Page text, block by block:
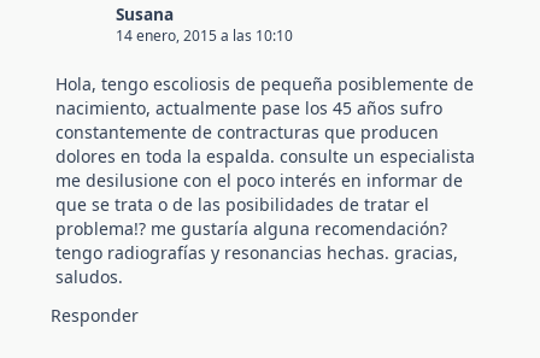
Susana
14 enero, 2015 a las 10:10
Hola, tengo escoliosis de pequeña posiblemente de
nacimiento, actualmente pase los 45 años sufro
constantemente de contracturas que producen
dolores en toda la espalda. consulte un especialista
me desilusione con el poco interés en informar de
que se trata o de las posibilidades de tratar el
problema!? me gustaría alguna recomendación?
tengo radiografías y resonancias hechas. gracias,
saludos.
Responder